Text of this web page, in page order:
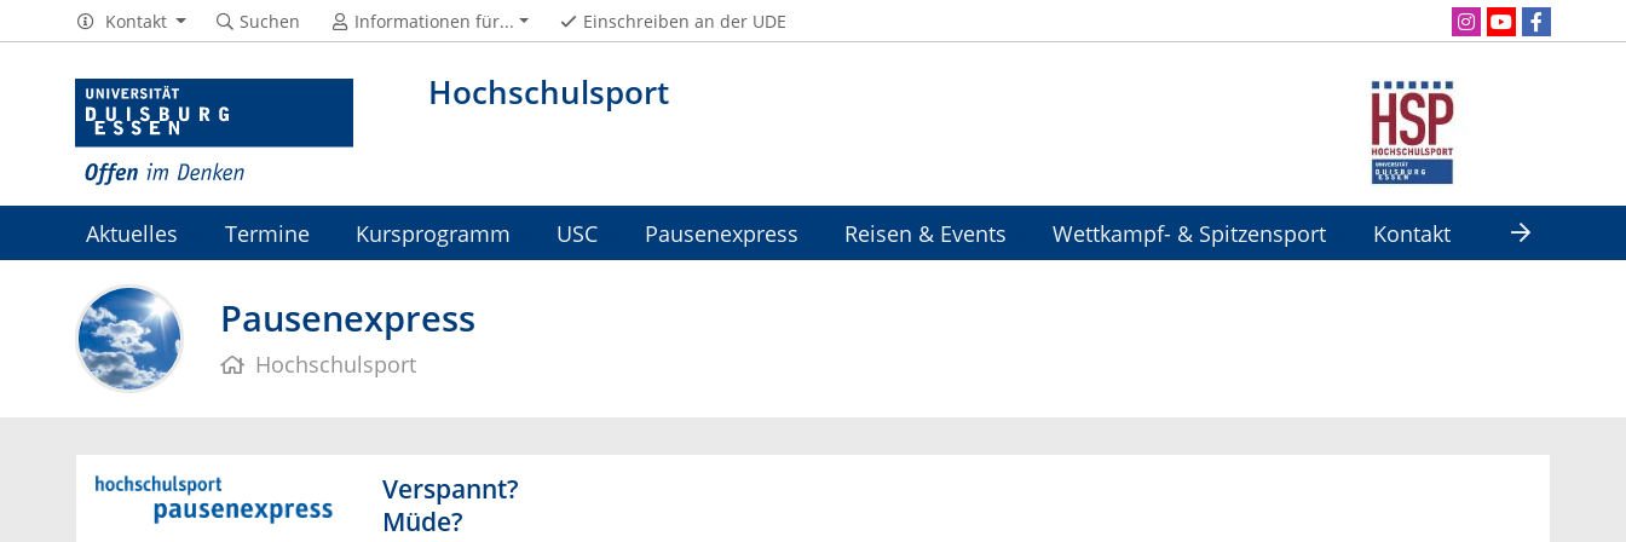
Hochschulsport
Kontakt Suchen Informationen für... Einschreiben an der UDE
Aktuelles Termine Kursprogramm USC Pausenexpress Reisen & Events Wettkampf- & Spitzensport
Kontakt
Jobs
Pausenexpress
Hochschulsport
Verspannt?
Müde?